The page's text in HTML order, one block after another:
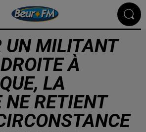
UN MILITANT
À
LA
RETIENT